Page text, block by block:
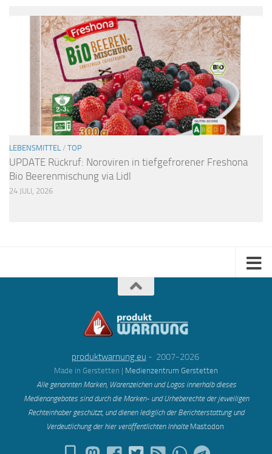
LEBENSMITTEL / TOP
UPDATE Rückruf: Noroviren in tiefgefrorener Freshona
Bio Beerenmischung via Lidl
24 JULI, 2026
produktwarnung.eu - 2007-2026
Made in Gerstetten | Medienzentrum Gerstetten
Alle genannten Marken, Warenzeichen und Logos innerhalb dieses
Medienangebotes sind durch die Marken- und Urheberechte der jeweiligen
Rechteinhaber geschützt, und dienen lediglich der Berichterstattung und
Verdeutlichung der hier veröffentlichten Inhalte Mastodon